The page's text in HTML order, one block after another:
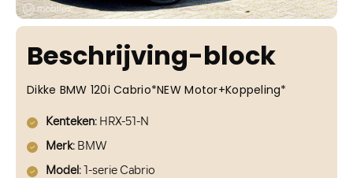
Beschrijving-block
Dikke BMW 120i Cabrio*NEW Motor+Koppeling*
Kenteken: HRX-51-N
Merk: BMW
Model : 1-serie Cabrio